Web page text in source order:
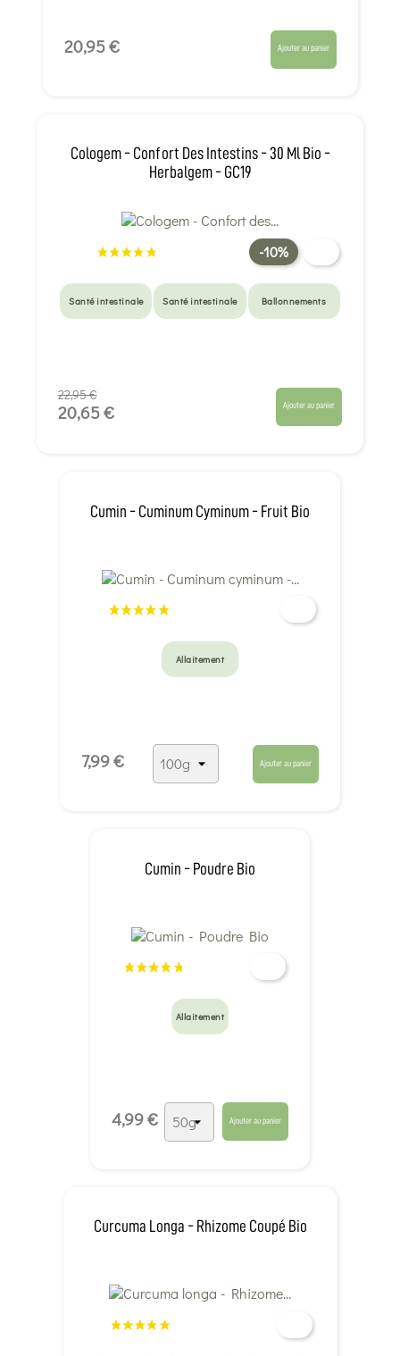
20,95 € Ajouter au panier
Cologem - Confort Des Intestins - 30 Ml Bio -
Herbalgem - GC19
-10%
Santé intestinale Santé intestinale Ballonnements
22,95 €
20,65 € Ajouter au panier
Cumin - Cuminum Cyminum - Fruit Bio
Allaitement
7,99 € Ajouter au panier
Cumin - Poudre Bio
Allaitement
4,99 € Ajouter au panier
Curcuma Longa - Rhizome Coupé Bio